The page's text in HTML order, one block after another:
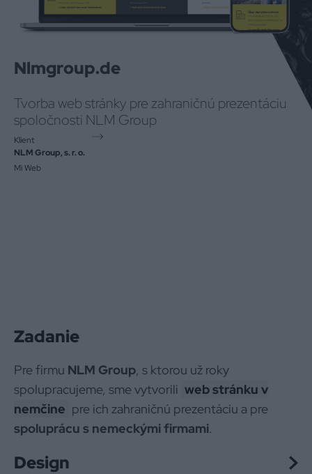
Nlmgroup.de
Tvorba web stránky pre zahraničnú prezentáciu
spoločnosti NLM Group
Klient
NLM Group, s. r. o.
Mi Web
Zadanie
Pre firmu NLM Group, s ktorou už roky
spolupracujeme, sme vytvorili web stránku v
nemčine pre ich zahraničnú prezentáciu a pre
spoluprácu s nemeckými firmami.
Design